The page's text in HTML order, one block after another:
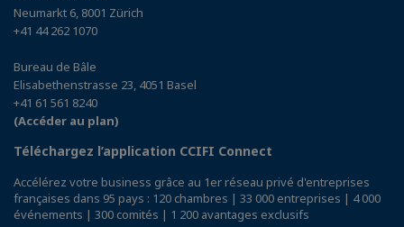
Neumarkt 6, 8001 Zürich
+41 44 262 1070
Bureau de Bâle
Elisabethenstrasse 23, 4051 Basel
+41 61 561 8240
(Accéder au plan)
Téléchargez l’application CCIFI Connect
Accélérez votre business grâce au 1er réseau privé d'entreprises
françaises dans 95 pays : 120 chambres | 33 000 entreprises | 4 000
événements | 300 comités | 1 200 avantages exclusifs